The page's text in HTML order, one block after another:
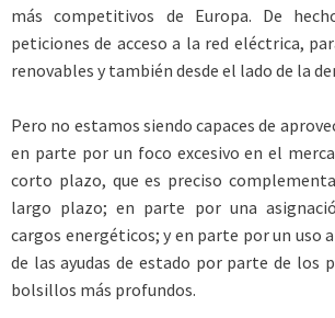
más competitivos de Europa. De
peticiones de acceso a la red eléctrica,
renovables y también desde el lado de la
Pero no estamos siendo capaces de
en parte por un foco excesivo en el
corto plazo, que es preciso
largo plazo; en parte por una
cargos energéticos; y en parte por un uso
de las ayudas de estado por parte de los
bolsillos más profundos.